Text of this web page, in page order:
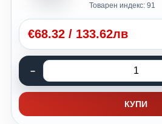
Товарен индекс: 91
€68.32 / 133.62лв
КУПИ